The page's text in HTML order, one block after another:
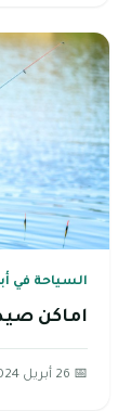
السياحة في
اماكن
📅 26 أبريل 2024